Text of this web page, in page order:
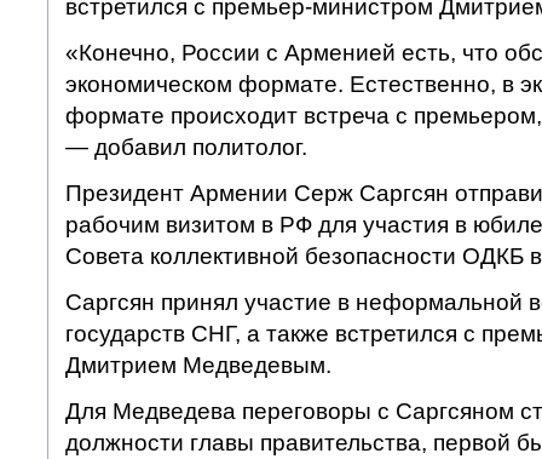
встретился с премьер-министром
«Конечно, России с Арменией есть, что
экономическом формате. Естественно, в
формате происходит встреча с
— добавил политолог.
Президент Армении Серж Саргсян
рабочим визитом в РФ для участия в
Совета коллективной безопасности ОДКБ
Саргсян принял участие в неформальной
государств СНГ, а также встретился с
Дмитрием Медведевым.
Для Медведева переговоры с Саргсяном
должности главы правительства, первой